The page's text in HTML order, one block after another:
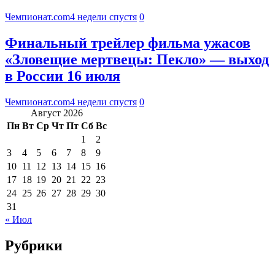
Чемпионат.com4 недели спустя 0
Финальный трейлер фильма ужасов
«Зловещие мертвецы: Пекло» — выход
в России 16 июля
Чемпионат.com4 недели спустя 0
Август 2026
Пн Вт Ср Чт Пт Сб Вс
1
2
3
4 5 6 7 8
9
10 11 12 13 14 15 16
17 18 19 20 21 22 23
24 25 26 27 28 29 30
31
« Июл
Рубрики